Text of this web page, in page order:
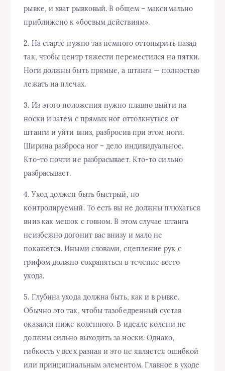
рывке, и хват рывковый. В общем – максимально
приближено к «боевым действиям».
2. На старте нужно таз немного оттопырить назад
так, чтобы центр тяжести переместился на пятки.
Ноги должны быть прямые, а штанга — полностью
лежать на плечах.
3. Из этого положения нужно плавно выйти на
носки и затем с прямых ног оттолкнуться от
штанги и уйти вниз, разбросив при этом ноги.
Ширина разброса ног – дело индивидуальное.
Кто-то почти не разбрасывает. Кто-то сильно
разбрасывает.
4. Уход должен быть быстрый, но
контролируемый. То есть вы не должны плюхаться
вниз как мешок с говном. В этом случае штанга
неизбежно догонит вас внизу и мало не
покажется. Иными словами, сцепление рук с
грифом должно сохраняться в течение всего
ухода.
5. Глубина ухода должна быть, как и в рывке.
Обычно это так, чтобы тазобедренный сустав
оказался ниже коленного. В идеале колени не
должны сильно выходить за носки. Однако,
гибкость у всех разная и это не является ошибкой
или принципиальным элементом. Главное в уходе